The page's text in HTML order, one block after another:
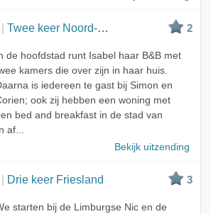
Twee keer Noord-Holland, een keer Zuid-Holland 2
de hoofdstad runt Isabel haar B&B met
kamers die over zijn in haar huis.
is iedereen te gast bij Simon en
ook zij hebben een woning met
bed and breakfast in de stad van
af...
Bekijk uitzending
Drie keer Friesland 3
starten bij de Limburgse Nic en de